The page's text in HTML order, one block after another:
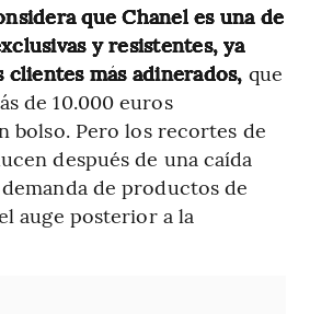
que Chanel es una de
y resistentes, ya
clientes más adinerados, que
de 10.000 euros
bolso. Pero los recortes de
después de una caída
de productos de
auge posterior a la